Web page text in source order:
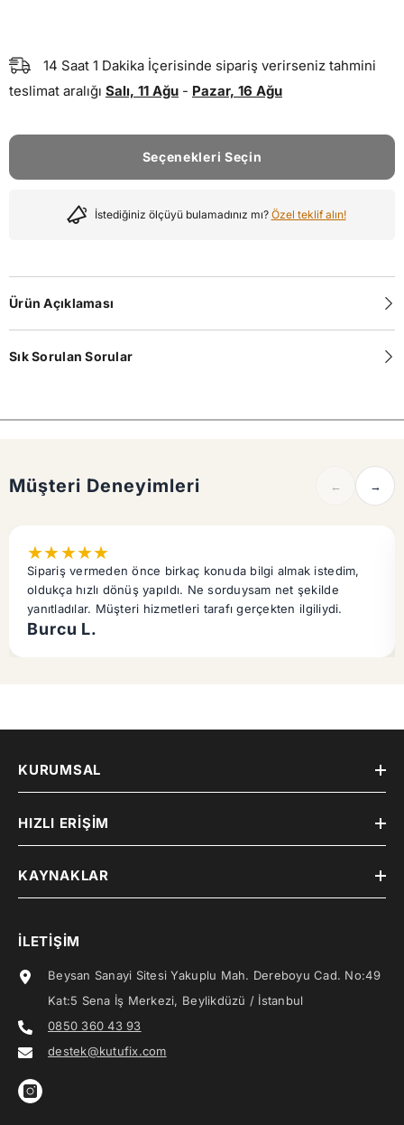
14 Saat 1 Dakika İçerisinde sipariş verirseniz tahmini
teslimat aralığı Salı, 11 Ağu - Pazar, 16 Ağu
Seçenekleri Seçin
İstediğiniz ölçüyü bulamadınız mı? Özel teklif alın!
Ürün Açıklaması
Sık Sorulan Sorular
Müşteri Deneyimleri ← →
★★★★★
Sipariş vermeden önce birkaç konuda bilgi almak istedim,
oldukça hızlı dönüş yapıldı. Ne sorduysam net şekilde
yanıtladılar. Müşteri hizmetleri tarafı gerçekten ilgiliydi.
Burcu L.
KURUMSAL
HIZLI ERIŞIM
KAYNAKLAR
İLETIŞIM
Beysan Sanayi Sitesi Yakuplu Mah. Dereboyu Cad. No:49
Kat:5 Sena İş Merkezi, Beylikdüzü / İstanbul
0850 360 43 93
destek@kutufix.com